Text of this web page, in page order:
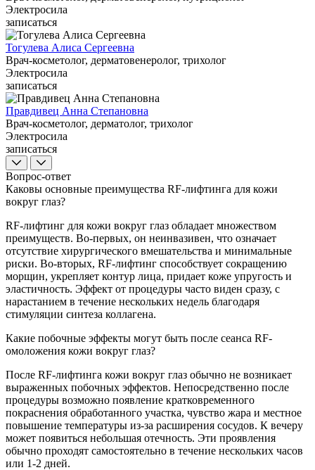
Электросила
записаться
Тогулева Алиса Сергеевна
Врач-косметолог, дерматовенеролог, трихолог
Электросила
записаться
Правдивец Анна Степановна
Врач-косметолог, дерматолог, трихолог
Электросила
записаться
Вопрос-ответ
Каковы основные преимущества RF-лифтинга для кожи
вокруг глаз?
RF-лифтинг для кожи вокруг глаз обладает множеством
преимуществ. Во-первых, он неинвазивен, что означает
отсутствие хирургического вмешательства и минимальные
риски. Во-вторых, RF-лифтинг способствует сокращению
морщин, укрепляет контур лица, придает коже упругость и
эластичность. Эффект от процедуры часто виден сразу, с
нарастанием в течение нескольких недель благодаря
стимуляции синтеза коллагена.
Какие побочные эффекты могут быть после сеанса RF-
омоложения кожи вокруг глаз?
После RF-лифтинга кожи вокруг глаз обычно не возникает
выраженных побочных эффектов. Непосредственно после
процедуры возможно появление кратковременного
покраснения обработанного участка, чувство жара и местное
повышение температуры из-за расширения сосудов. К вечеру
может появиться небольшая отечность. Эти проявления
обычно проходят самостоятельно в течение нескольких часов
или 1-2 дней.